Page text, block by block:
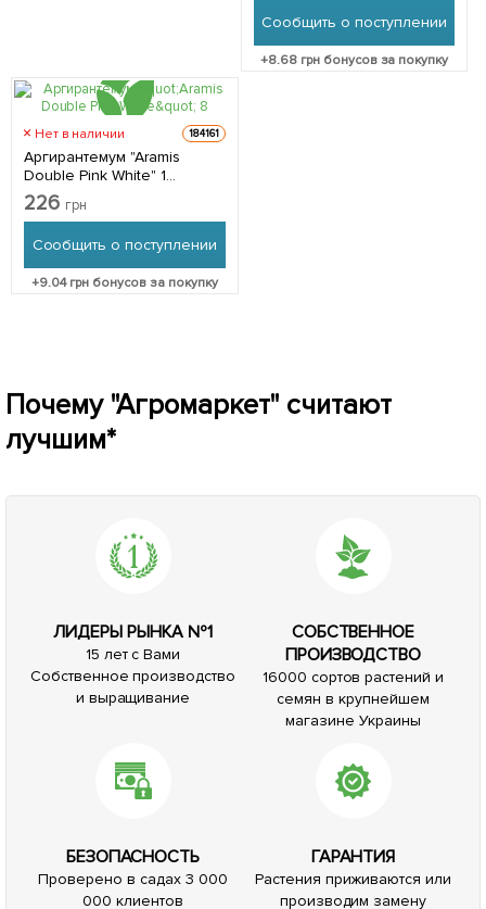
Сообщить о поступлении
+8.68грн бонусов за покупку
Нет в наличии 184161
Аргирантемум "Aramis
Double Pink White" 1
саженец в упаковке
226 грн
Сообщить о поступлении
+9.04грн бонусов за покупку
Почему "Агромаркет" считают
лучшим*
ЛИДЕРЫ РЫНКА №1
15 лет с Вами
Собственное производство
и выращивание
СОБСТВЕННОЕ
ПРОИЗВОДСТВО
16000 сортов растений и
семян в крупнейшем
магазине Украины
БЕЗОПАСНОСТЬ
Проверено в садах 3 000
000 клиентов
ГАРАНТИЯ
Растения приживаются или
производим замену